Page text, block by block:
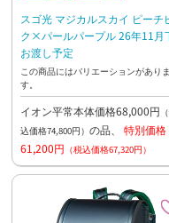
スゴ光 マジカルスカイ ピーチ
ク×パールパープル 26年11月
お渡し予定
この商品にはバリエーションがありま
す。
イオン平常本体価格68,000円
込価格74,800円） の品、 特別価格
61,200円 （税込価格67,320円）